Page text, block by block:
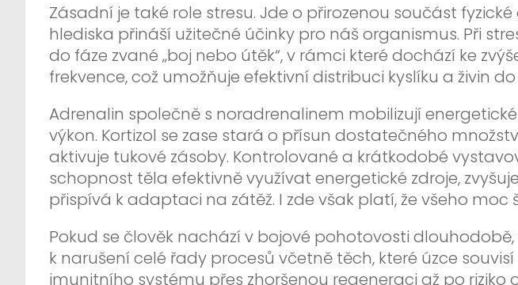
Zásadní je také role stresu. Jde o přirozenou součást
hlediska přináší užitečné účinky pro náš organismus. Při
do fáze zvané „boj nebo útěk“, v rámci které dochází ke
frekvence, což umožňuje efektivní distribuci kyslíku a živin
Adrenalin společně s noradrenalinem mobilizují
výkon. Kortizol se zase stará o přísun dostatečného
aktivuje tukové zásoby. Kontrolované a krátkodobé
schopnost těla efektivně využívat energetické zdroje,
přispívá k adaptaci na zátěž. I zde však platí, že všeho moc
Pokud se člověk nachází v bojové pohotovosti
k narušení celé řady procesů včetně těch, které úzce
imunitního systému přes zhoršenou regeneraci až po riziko